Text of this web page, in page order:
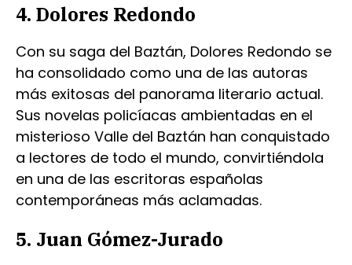
4. Dolores Redondo
Con su saga del Baztán, Dolores Redondo se
ha consolidado como una de las autoras
más exitosas del panorama literario actual.
Sus novelas policíacas ambientadas en el
misterioso Valle del Baztán han conquistado
a lectores de todo el mundo, convirtiéndola
en una de las escritoras españolas
contemporáneas más aclamadas.
5. Juan Gómez-Jurado